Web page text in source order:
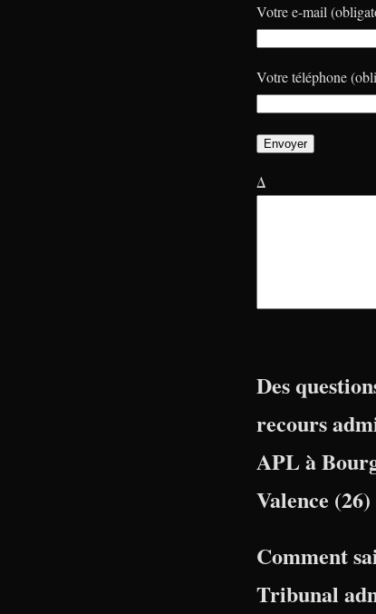
Votre e-mail
Votre téléphone
Δ
Des
recours
APL à
Valence (26)
Comment
Tribunal